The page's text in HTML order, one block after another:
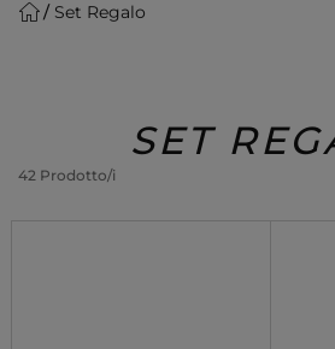
Make-up
Set Regalo
SET
42 Prodotto/i